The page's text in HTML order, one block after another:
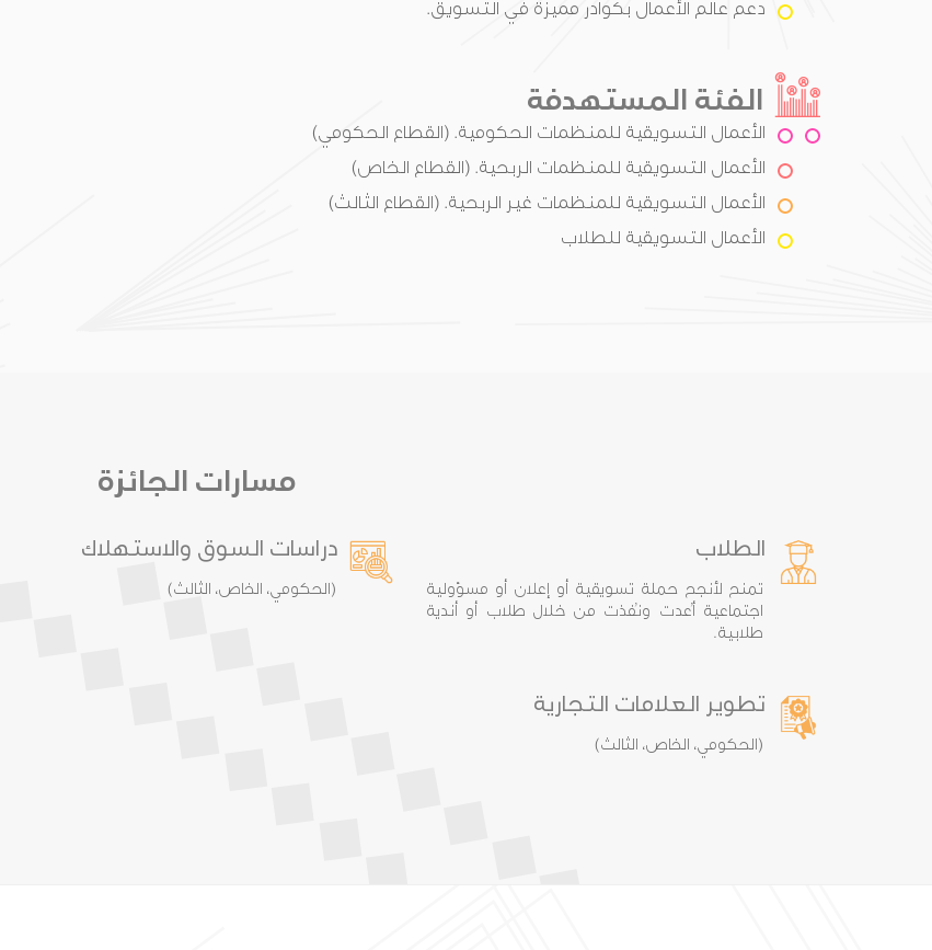
دعم عالم الأعمال بكوادر مميزة في التسويق.
الفئة المستهدفة
الأعمال التسويقية للمنظمات الحكومية. (القطاع الحكومي)
الأعمال التسويقية للمنظمات الربحية. (القطاع الخاص)
الأعمال التسويقية للمنظمات غير الربحية. (القطاع الثالث)
الأعمال التسويقية للطلاب
مسارات الجائزة
الطلاب
تمنح لأنجح حملة تسويقية أو إعلان أو مسؤولية
اجتماعية أُعدت ونُفذت من خلال طلاب أو أندية
طلابية.
دراسات السوق والاستهلاك
(الحكومي، الخاص، الثالث)
تطوير العلامات التجارية
(الحكومي، الخاص، الثالث)